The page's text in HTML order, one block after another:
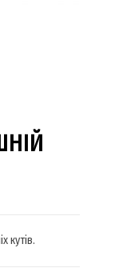
кутів.